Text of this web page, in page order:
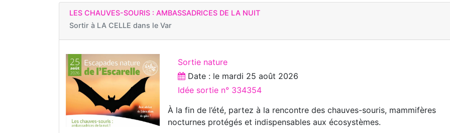
LES CHAUVES-SOURIS : AMBASSADRICES DE LA NUIT
Sortir à LA CELLE dans le Var
Sortie nature
Date : le mardi 25 août 2026
Idée sortie n° 334354
À la fin de l’été, partez à la rencontre des chauves-souris, mammifères
nocturnes protégés et indispensables aux écosystèmes.